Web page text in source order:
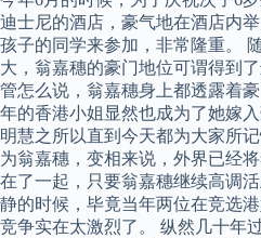
迪士尼的酒店，豪气地在酒店内
孩子的同学来参加，非常隆重。
大，翁嘉穗的豪门地位可谓得到
管怎么说，翁嘉穗身上都透露着
年的香港小姐显然也成为了她嫁
明慧之所以直到今天都为大家所
为翁嘉穗，变相来说，外界已经
在了一起，只要翁嘉穗继续高调
静的时候，毕竟当年两位在竞选
竞争实在太激烈了。 纵然几十年